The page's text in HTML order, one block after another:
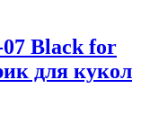
Black for
для кукол